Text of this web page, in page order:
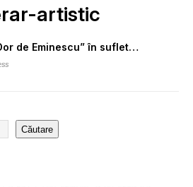
artistic
de Eminescu” în suflet…
Căutare